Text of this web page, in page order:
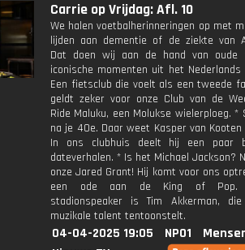
Carrie op Vrijdag: Afl. 10
We halen voetbalherinneringen op met
lijden aan dementie of de ziekte van
Dat doen wij aan de hand van oude
iconische momenten uit het Nederlands
Een fietsclub die voelt als een tweede
geldt zeker voor onze Club van de
Ride Maluku, een Molukse wielerploeg. *
na je 40e. Daar weet Kasper van
In ons clubhuis deelt hij een paar
dateverhalen. * Is het Michael Jackson?
onze Jared Grant! Hij komt voor ons
een ode aan de King of Pop.
stadionspeaker is Tim Akkerman,
muzikale talent tentoonstelt.
04-04-2025 19:05 NPO1